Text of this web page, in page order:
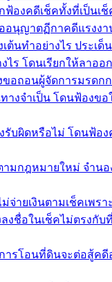
งคดีเช็คทั้งที่เป็น
อนุญาตฏีกาคดีแรงงา
เต้นทำอย่างไร ประ
ร โดนเรียกให้ลาออ
อถอนผู้จัดการมรดกก
จำเป็น โดนฟ้องข
ผิดหรือไม่ โดนฟ้อ
มกฎหมายใหม่ จำ
ายเงินตามเช็คเพ
งชื่อในเช็คไม่ตรง
โอนที่ดินจะต่อสู้ค